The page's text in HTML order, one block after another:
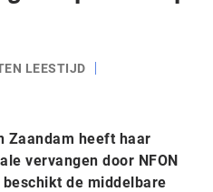
LEESTIJD
Zaandam heeft haar
vervangen door NFON
de middelbare